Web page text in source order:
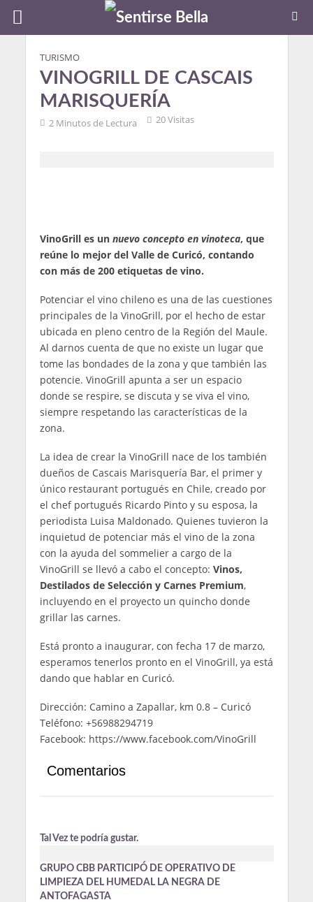
TURISMO
VINOGRILL DE CASCAIS
MARISQUERÍA
2 Minutos de Lectura 20 Visitas
VinoGrill es un nuevo concepto en vinoteca, que
reúne lo mejor del Valle de Curicó, contando
con más de 200 etiquetas de vino.
Potenciar el vino chileno es una de las cuestiones
principales de la VinoGrill, por el hecho de estar
ubicada en pleno centro de la Región del Maule.
Al darnos cuenta de que no existe un lugar que
tome las bondades de la zona y que también las
potencie. VinoGrill apunta a ser un espacio
donde se respire, se discuta y se viva el vino,
siempre respetando las características de la
zona.
La idea de crear la VinoGrill nace de los también
dueños de Cascais Marisquería Bar, el primer y
único restaurant portugués en Chile, creado por
el chef portugués Ricardo Pinto y su esposa, la
periodista Luisa Maldonado. Quienes tuvieron la
inquietud de potenciar más el vino de la zona
con la ayuda del sommelier a cargo de la
VinoGrill se llevó a cabo el concepto: Vinos,
Destilados de Selección y Carnes Premium,
incluyendo en el proyecto un quincho donde
grillar las carnes.
Está pronto a inaugurar, con fecha 17 de marzo,
esperamos tenerlos pronto en el VinoGrill, ya está
dando que hablar en Curicó.
Dirección: Camino a Zapallar, km 0.8 – Curicó
Teléfono: +56988294719
Facebook: https://www.facebook.com/VinoGrill
Comentarios
Tal Vez te podría gustar.
GRUPO CBB PARTICIPÓ DE OPERATIVO DE
LIMPIEZA DEL HUMEDAL LA NEGRA DE
ANTOFAGASTA